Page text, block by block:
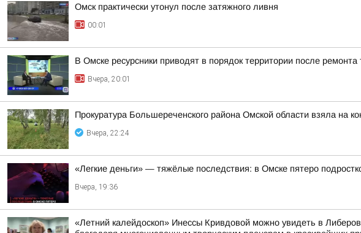
Омск практически утонул после затяжного ливня
00:01
В Омске ресурсники приводят в порядок территории после ремонта
Вчера, 20:01
Прокуратура Большереченского района Омской области взяла на
Вчера, 22:24
«Легкие деньги» — тяжёлые последствия: в Омске пятеро
Вчера, 19:36
«Летний калейдоскоп» Инессы Кривдовой можно увидеть в